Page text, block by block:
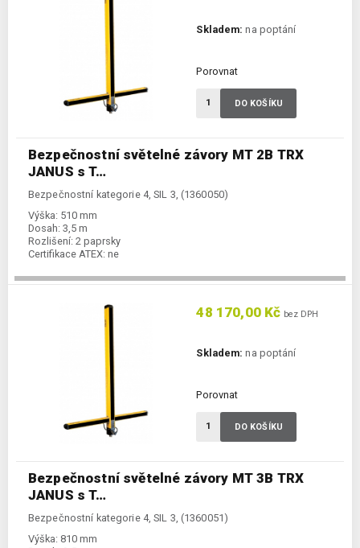
Bezpečnostní světelné závory MT 2B TRX
JANUS s T…
Bezpečnostní kategorie 4, SIL 3, (1360050)
Výška: 510 mm
Dosah: 3,5 m
Rozlišení: 2 paprsky
Certifikace ATEX: ne
Skladem: na poptání
Porovnat
DO KOŠÍKU
Bezpečnostní světelné závory MT 3B TRX
JANUS s T…
Bezpečnostní kategorie 4, SIL 3, (1360051)
Výška: 810 mm
48 170,00 Kč bez DPH
Skladem: na poptání
Porovnat
DO KOŠÍKU